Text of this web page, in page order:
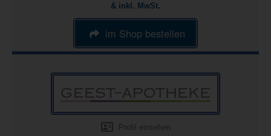
& inkl. MwSt.
im Shop bestellen
Profil einsehen